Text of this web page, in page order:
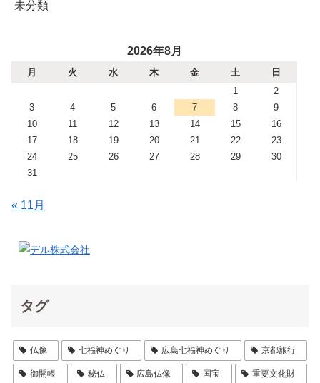
未分類
2026年8月
月 火 水 木 金 土
日
1
2
3
4 5 6 7 8
9
10
11 12 13 14 15
16
17
18 19 20 21 22
23
24
25 26 27 28 29
30
31
« 11月
タグ
仏像 七福神めぐり 広島七福神めぐり 京都旅行
御開帳 秘仏 広島仏像 国宝 重要文化財